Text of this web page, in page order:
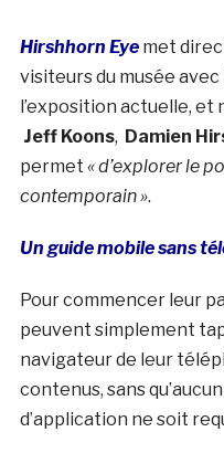
Hirshhorn Eye met
visiteurs du musée
l’exposition actuelle, et
Jeff Koons, Damien
permet « d’explorer le
contemporain ».
Un guide mobile sans
Pour commencer leur
peuvent simplement
navigateur de leur
contenus, sans
d’application ne soit